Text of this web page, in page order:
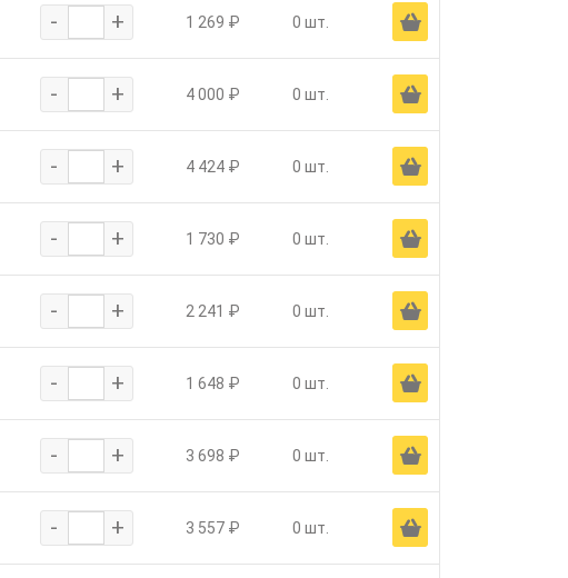
- + 1 269 ₽ 0 шт. Ä
- + 4 000 ₽ 0 шт. Ä
- + 4 424 ₽ 0 шт. Ä
- + 1 730 ₽ 0 шт. Ä
- + 2 241 ₽ 0 шт. Ä
- + 1 648 ₽ 0 шт. Ä
- + 3 698 ₽ 0 шт. Ä
- + 3 557 ₽ 0 шт. Ä